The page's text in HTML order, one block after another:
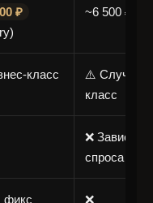
₽
~6 500 ₽
класс
⚠️
класс
❌ Зависит
спроса
фикс ❌